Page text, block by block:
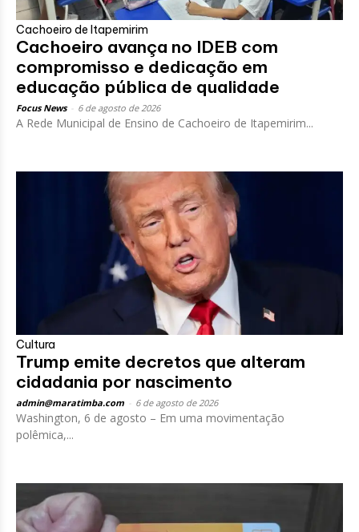
Cachoeiro de Itapemirim
Cachoeiro avança no IDEB com
compromisso e dedicação em
educação pública de qualidade
Focus News 6 de agosto de 2026
A Rede Municipal de Ensino de Cachoeiro de Itapemirim...
Cultura
Trump emite decretos que alteram
cidadania por nascimento
admin@maratimba.com 6 de agosto de 2026
Washington, 6 de agosto – Em uma movimentação
polêmica,...